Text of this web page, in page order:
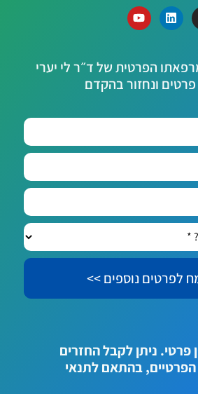
הפרטית של ד״ר לי יערי
ונחזור בהקדם
פרטי. ניתן לקבל החזרים
הפרטיים, בהתאם לתנאי